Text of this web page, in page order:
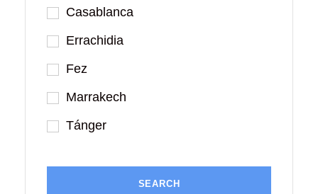
Casablanca
Errachidia
Fez
Marrakech
Tánger